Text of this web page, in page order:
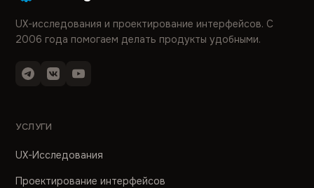
UX-исследования и проектирование интерфейсов. С
2006 года помогаем делать продукты удобными.
УСЛУГИ
UX-Исследования
Проектирование интерфейсов